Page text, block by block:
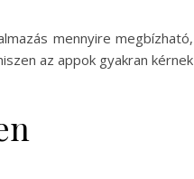
mennyire megbízható,
az appok gyakran kérnek